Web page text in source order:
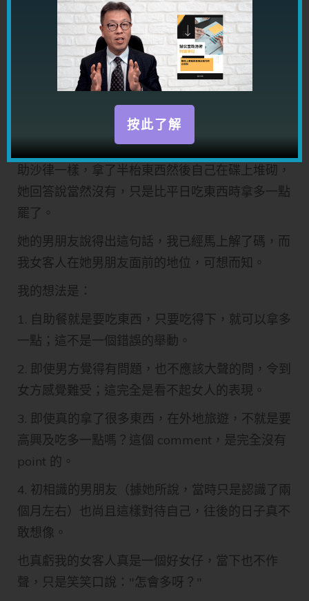
她之後來找我論命時和我分享，我就覺得這句說話
真的很無禮，又不尊重對方，而且也沒有甚麼
point。
我有問我的女客人，她是否像以前 pizza hut 的自
助沙律一樣，拿了半枱東西然後自己在碟上堆砌，
她回答說當然沒有，只是比平日吃東西時拿多一點
罷了。
她的男朋友說得出這句話，我已經馬上解了碼，而
我女客人在她男朋友面前的地位，可想而知。
我的想法是：
1. 自助餐就是要吃東西，只要吃得下，就可以拿多
一點；這不是一個錯誤的舉動。
2. 即使男方覺得有問題，也不應該大聲的問，令到
女方感覺難受；這完全是看不起女人的表現。
3. 即使真的拿了很多東西，在外地旅遊，不就是要
高興及吃多一點嗎？這個 comment，是完全沒有
point 的。
4. 初相識的男朋友（據她所說，當時只是認識了兩
個月左右）也尚且這樣對待自己，往後的日子真不
敢想像。
也真虧我的女客人真是一個好女仔，當下也不作
聲，只是笑笑口說："怎會多呀？"
按此了解